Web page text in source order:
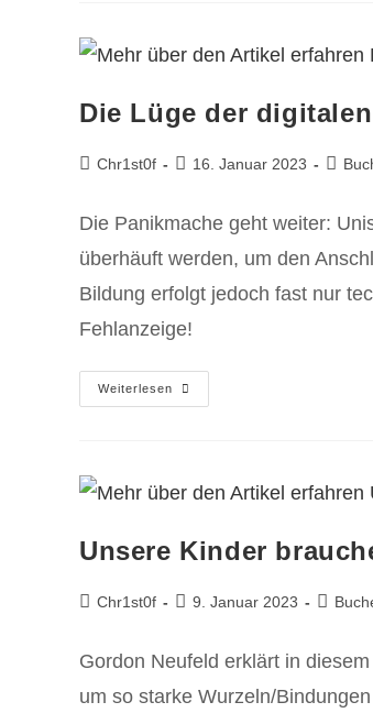
Die Lüge der
Chr1st0f 16. Januar 2023
Die Panikmache geht weiter:
überhäuft werden, um den
Bildung erfolgt jedoch fast nur
Fehlanzeige!
Weiterlesen
Unsere Kinder
Chr1st0f 9. Januar 2023
Gordon Neufeld erklärt in
um so starke Wurzeln/